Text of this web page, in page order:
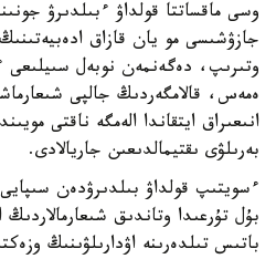
وسى ماقساتتا قولداۋ ءبىلدىرۋ
جازۋشىسى مو يان قازاق
وتىرىپ، دەگەنمەن نوبەل سىيلىعى
ەمەس، قالامگەردىڭ جالپى
انىعىراق ايتقاندا الەمگە ناقتى
بەرىلۋى ىقتيمالدىعىن جاريالادى.
ءسويتىپ قولداۋ بىلدىرۋدەن
بۇل تۇرعىدا وتاندىق شىعارمالاردىڭ
باتىس تىلدەرىنە اۋدارىلۋىنىڭ